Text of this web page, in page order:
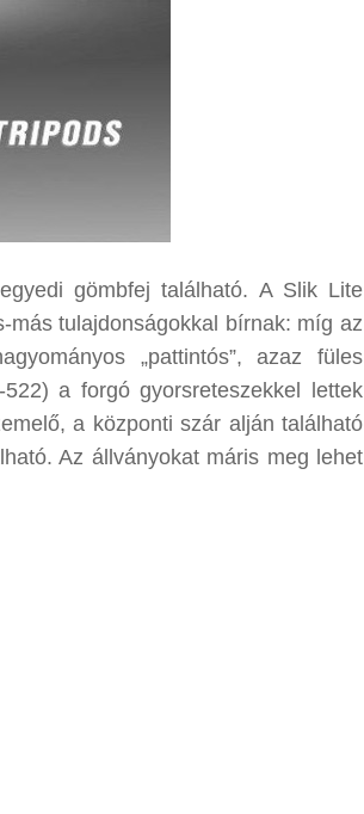
gömbfej található. A Slik Lite
tulajdonságokkal bírnak: míg az
„pattintós”, azaz füles
a forgó gyorsreteszekkel lettek
a központi szár alján található
Az állványokat máris meg lehet